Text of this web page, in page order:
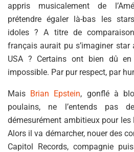
appris musicalement de
prétendre égaler là-bas les
idoles ? A titre de
français aurait pu s’imaginer star
USA ? Certains ont bien dû
impossible. Par pur respect, par
Mais Brian Epstein, gonflé à
poulains, ne l’entends pas
démesurément ambitieux pour
Alors il va démarcher, nouer des
Capitol Records, compagnie